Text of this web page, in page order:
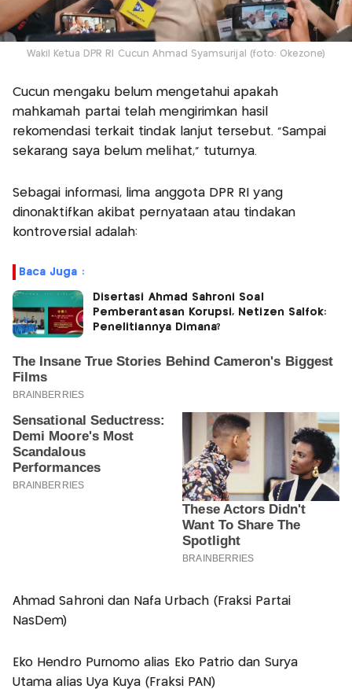
Wakil Ketua DPR RI Cucun Ahmad Syamsurijal (foto: Okezone)
Cucun mengaku belum mengetahui apakah
mahkamah partai telah mengirimkan hasil
rekomendasi terkait tindak lanjut tersebut. "Sampai
sekarang saya belum melihat," tuturnya.
Sebagai informasi, lima anggota DPR RI yang
dinonaktifkan akibat pernyataan atau tindakan
kontroversial adalah:
Baca Juga :
Disertasi Ahmad Sahroni Soal
Pemberantasan Korupsi, Netizen Salfok:
Penelitiannya Dimana?
Ahmad Sahroni dan Nafa Urbach (Fraksi Partai
NasDem)
Eko Hendro Purnomo alias Eko Patrio dan Surya
Utama alias Uya Kuya (Fraksi PAN)